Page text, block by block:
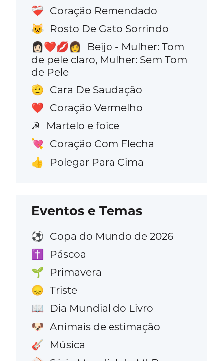
❤️‍🩹 Coração Remendado
😺 Rosto De Gato Sorrindo
👩🏻‍❤️‍💋‍👩
Beijo - Mulher: Tom
de pele claro, Mulher: Sem Tom
de Pele
🫡 Cara De Saudação
❤️ Coração Vermelho
☭ Martelo e foice
💘 Coração Com Flecha
👍 Polegar Para Cima
Eventos e Temas
⚽ Copa do Mundo de 2026
✝️ Páscoa
🌱 Primavera
😞 Triste
📖 Dia Mundial do Livro
🐶 Animais de estimação
🎸 Música